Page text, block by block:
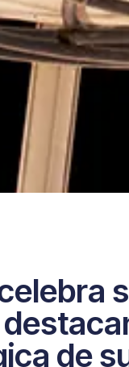
de